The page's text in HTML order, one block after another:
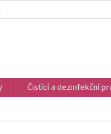
Čistící a dezinfekční